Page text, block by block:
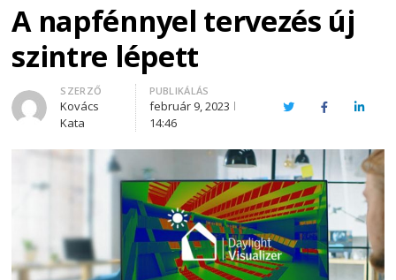
A napfénnyel tervezés új
szintre lépett
Author
SZERZŐ
Kovács
Kata
PUBLIKÁLÁS
február 9, 2023
14:46
TwitterFacebook